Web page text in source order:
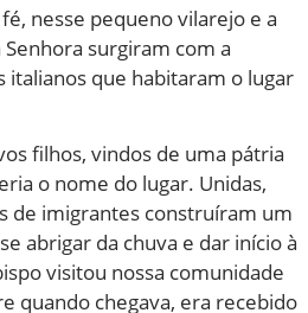
nesse pequeno vilarejo e a
surgiram com a
italianos que habitaram o lugar
filhos, vindos de uma pátria
o nome do lugar. Unidas,
de imigrantes construíram um
abrigar da chuva e dar início à
visitou nossa comunidade
quando chegava, era recebido